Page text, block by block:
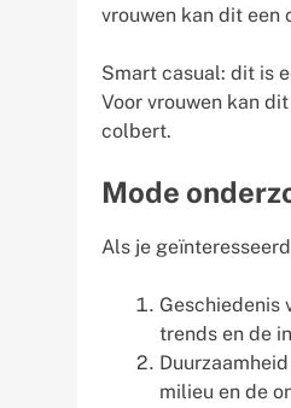
vrouwen kan dit een
Smart casual: dit is
Voor vrouwen kan
colbert.
Mode
Als je
Geschiedenis
trends en de
milieu en de